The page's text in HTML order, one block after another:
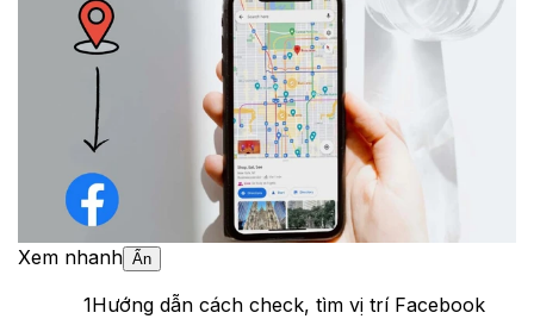
Xem nhanh Ẩn
1Hướng dẫn cách check, tìm vị trí Facebook